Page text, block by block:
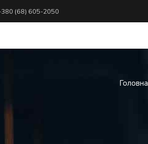
(68) 605-2050
Головна